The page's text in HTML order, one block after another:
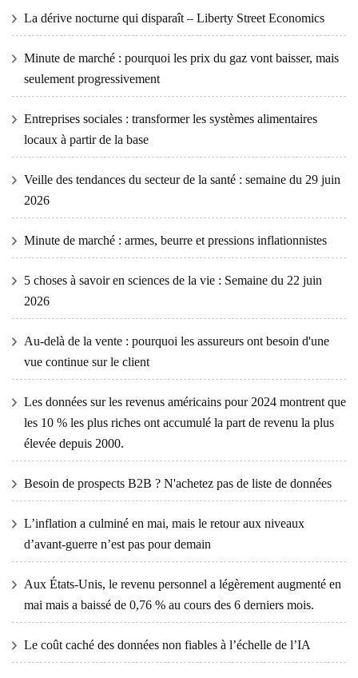
La dérive nocturne qui disparaît – Liberty Street Economics
Minute de marché : pourquoi les prix du gaz vont baisser, mais
seulement progressivement
Entreprises sociales : transformer les systèmes alimentaires
locaux à partir de la base
Veille des tendances du secteur de la santé : semaine du 29 juin
2026
Minute de marché : armes, beurre et pressions inflationnistes
5 choses à savoir en sciences de la vie : Semaine du 22 juin
2026
Au-delà de la vente : pourquoi les assureurs ont besoin d'une
vue continue sur le client
Les données sur les revenus américains pour 2024 montrent que
les 10 % les plus riches ont accumulé la part de revenu la plus
élevée depuis 2000.
Besoin de prospects B2B ? N'achetez pas de liste de données
L’inflation a culminé en mai, mais le retour aux niveaux
d’avant-guerre n’est pas pour demain
Aux États-Unis, le revenu personnel a légèrement augmenté en
mai mais a baissé de 0,76 % au cours des 6 derniers mois.
Le coût caché des données non fiables à l’échelle de l’IA